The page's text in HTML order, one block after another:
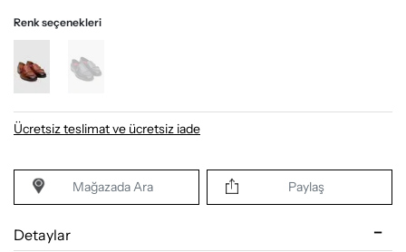
Renk seçenekleri
Ücretsiz teslimat ve ücretsiz iade
Mağazada Ara Paylaş
Detaylar